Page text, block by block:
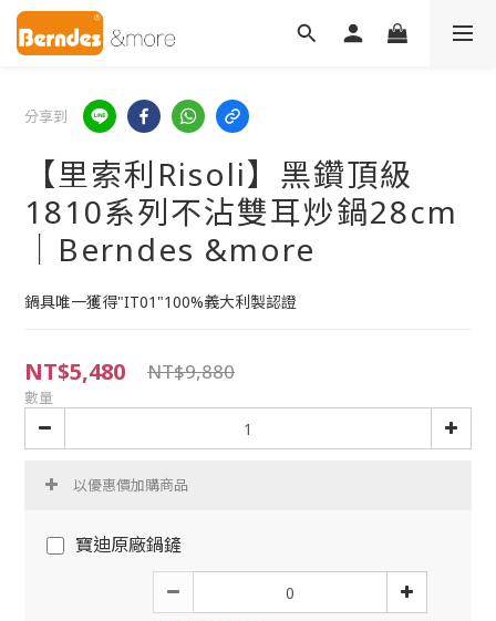
分享到
【里索利Risoli】黑鑽頂級
1810系列不沾雙耳炒鍋28cm
｜Berndes &more
鍋具唯一獲得"IT01"100%義大利製認證
NT$5,480 NT$9,880
數量
以優惠價加購商品
寶迪原廠鍋鏟